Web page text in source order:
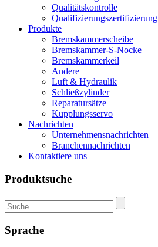
Qualitätskontrolle
Qualifizierungszertifizierung
Produkte
Bremskammerscheibe
Bremskammer-S-Nocke
Bremskammerkeil
Andere
Luft & Hydraulik
Schließzylinder
Reparatursätze
Kupplungsservo
Nachrichten
Unternehmensnachrichten
Branchennachrichten
Kontaktiere uns
Produktsuche
Sprache